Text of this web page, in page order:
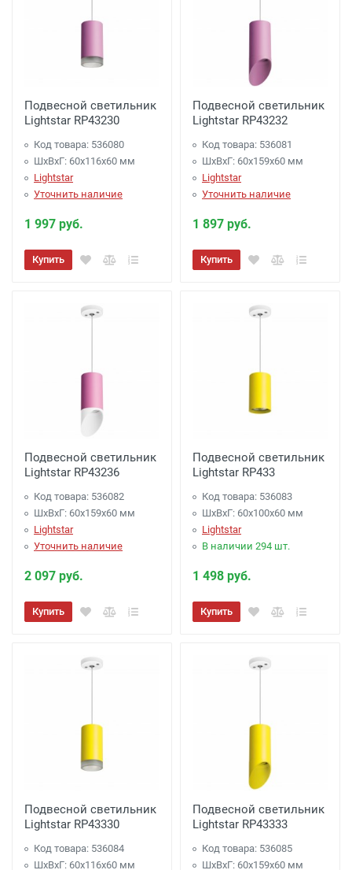
Подвесной светильник
Lightstar RP43230
Код товара: 536080
ШхВхГ: 60x116x60 мм
Lightstar
Уточнить наличие
1 997 руб.
Купить
Подвесной светильник
Lightstar RP43232
Код товара: 536081
ШхВхГ: 60x159x60 мм
Lightstar
Уточнить наличие
1 897 руб.
Купить
Подвесной светильник
Lightstar RP43236
Код товара: 536082
ШхВхГ: 60x159x60 мм
Lightstar
Уточнить наличие
2 097 руб.
Купить
Подвесной светильник
Lightstar RP433
Код товара: 536083
ШхВхГ: 60x100x60 мм
Lightstar
В наличии 294 шт.
1 498 руб.
Купить
Подвесной светильник
Lightstar RP43330
Код товара: 536084
ШхВхГ: 60x116x60 мм
Подвесной светильник
Lightstar RP43333
Код товара: 536085
ШхВхГ: 60x159x60 мм